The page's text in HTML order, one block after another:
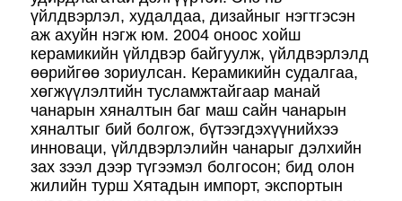
үйлдвэрлэл, худалдаа, дизайныг нэгтгэсэн
аж ахуйн нэгж юм. 2004 оноос хойш
керамикийн үйлдвэр байгуулж, үйлдвэрлэлд
өөрийгөө зориулсан. Керамикийн судалгаа,
хөгжүүлэлтийн тусламжтайгаар манай
чанарын хяналтын баг маш сайн чанарын
хяналтыг бий болгож, бүтээгдэхүүнийхээ
инноваци, үйлдвэрлэлийн чанарыг дэлхийн
зах зээл дээр түгээмэл болгосон; бид олон
жилийн турш Хятадын импорт, экспортын